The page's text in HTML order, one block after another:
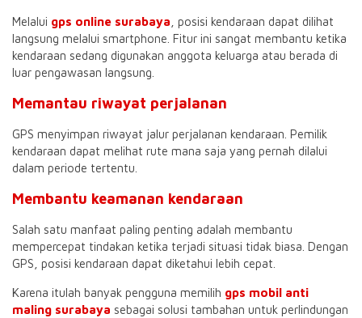
Melalui gps online surabaya , posisi kendaraan dapat dilihat
langsung melalui smartphone. Fitur ini sangat membantu ketika
kendaraan sedang digunakan anggota keluarga atau berada di
luar pengawasan langsung.
Memantau riwayat perjalanan
GPS menyimpan riwayat jalur perjalanan kendaraan. Pemilik
kendaraan dapat melihat rute mana saja yang pernah dilalui
dalam periode tertentu.
Membantu keamanan kendaraan
Salah satu manfaat paling penting adalah membantu
mempercepat tindakan ketika terjadi situasi tidak biasa. Dengan
GPS, posisi kendaraan dapat diketahui lebih cepat.
Karena itulah banyak pengguna memilih gps mobil anti
maling surabaya sebagai solusi tambahan untuk perlindungan